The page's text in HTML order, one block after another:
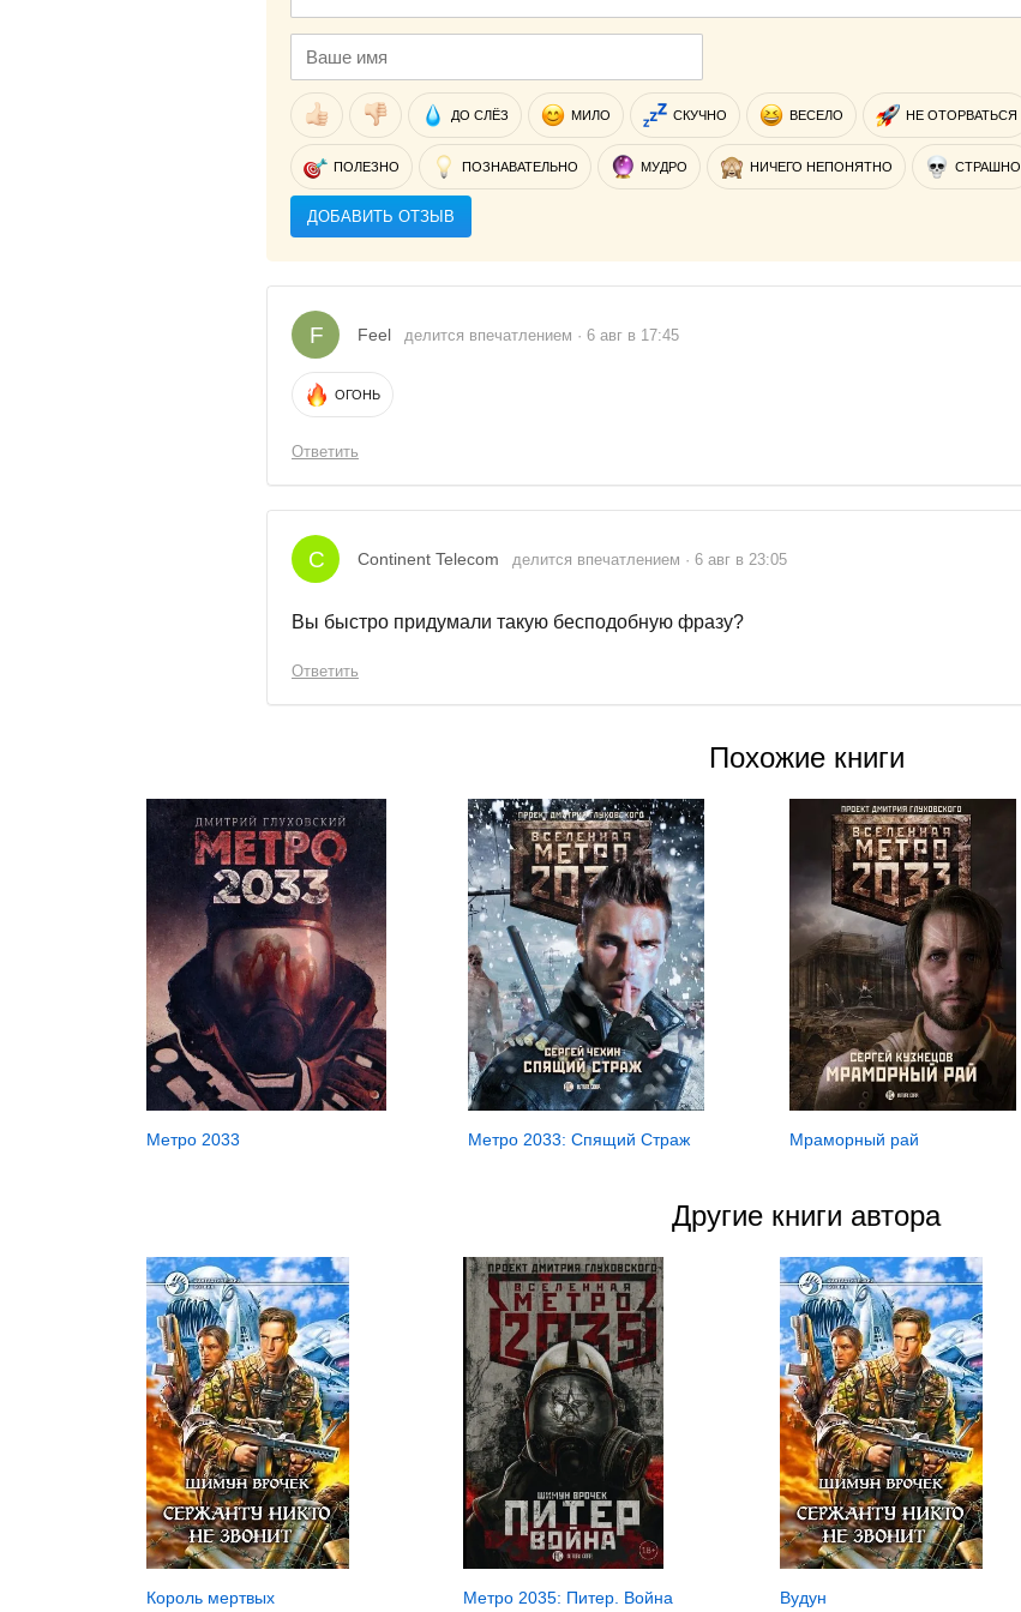
ДО СЛЁЗ МИЛО СКУЧНО ВЕСЕЛО НЕ ОТОРВАТЬСЯ
ПОЛЕЗНО ПОЗНАВАТЕЛЬНО МУДРО НИЧЕГО НЕПОНЯТНО СТРАШНО
ДОБАВИТЬ ОТЗЫВ
F Feel делится впечатлением · 6 авг в 17:45
ОГОНЬ
Ответить
C Continent Telecom делится впечатлением · 6 авг в 23:05
Вы быстро придумали такую бесподобную фразу?
Ответить
Похожие книги
Метро 2033 Метро 2033: Спящий Страж Мраморный рай
Другие книги автора
Король мертвых Метро 2035: Питер. Война Вудун